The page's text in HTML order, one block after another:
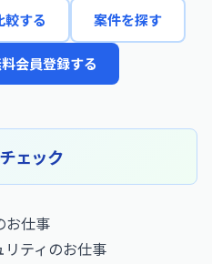
較する 案件を探す
会員登録する
ェック
お仕事
ティのお仕事